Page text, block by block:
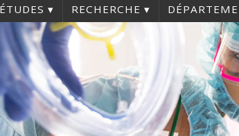
ÉTUDES RECHERCHE